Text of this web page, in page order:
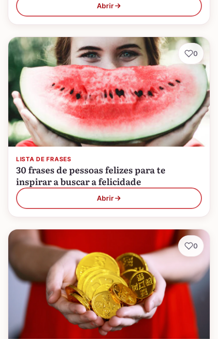
Abrir
LISTA DE FRASES
30 frases de pessoas felizes para te
inspirar a buscar a felicidade
Abrir
0
0